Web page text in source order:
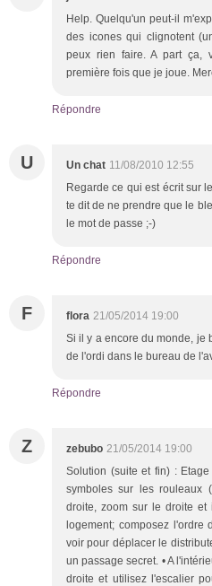
Help. Quelqu'un peut-il
des icones qui clignotent
peux rien faire. A part ça,
première fois que je joue.
Répondre
U Un chat 11/08/2010 12:55
Regarde ce qui est écrit sur
te dit de ne prendre que le
le mot de passe ;-)
Répondre
F flora 21/05/2014 19:00
Si il y a encore du monde, je
de l'ordi dans le bureau de
Répondre
Z zebubo 21/05/2014 19:00
Solution (suite et fin) :
symboles sur les rouleaux
droite, zoom sur le droite
logement; composez l'ordre
voir pour déplacer le
un passage secret. • A
droite et utilisez l'escalier